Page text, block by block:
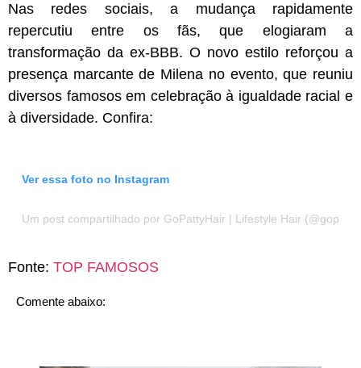
Nas redes sociais, a mudança rapidamente
repercutiu entre os fãs, que elogiaram a
transformação da ex-BBB. O novo estilo reforçou a
presença marcante de Milena no evento, que reuniu
diversos famosos em celebração à igualdade racial e
à diversidade. Confira:
Ver essa foto no Instagram
Um post compartilhado por GoPattyHair | Lifestyle Hair
Fonte: TOP FAMOSOS
Comente abaixo: